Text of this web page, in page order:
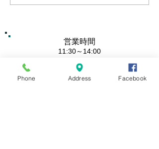
で、本牧を盛り上げた
営業時間
11:30～14:00
定休日
Phone Address Facebook